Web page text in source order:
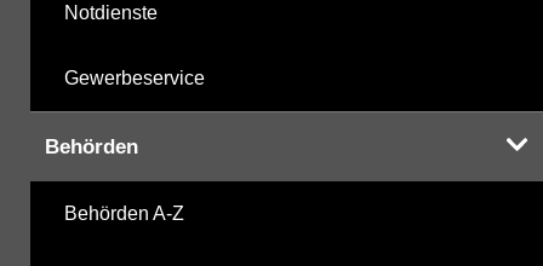
Notdienste
Gewerbeservice
Behörden
Behörden A-Z